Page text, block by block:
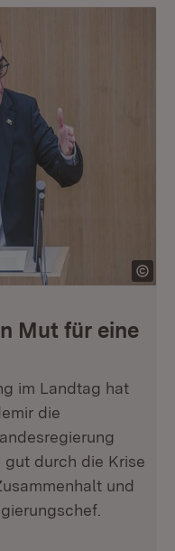
Mut für eine
im Landtag hat
die
durch die Krise
und